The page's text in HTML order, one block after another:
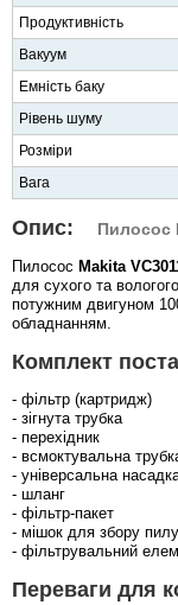
Продуктивність
Вакуум
Емність баку
Рівень шуму
Розміри
Вага
Опис: Пилосос
Пилосос Makita
для сухого та
потужним двигуном
обладнанням.
Комплект
- фільтр (картридж)
- зігнута трубка
- перехідник
- всмоктувальна
- універсальна
- шланг
- фільтр-пакет
- мішок для збору пилу
- фільтрувальний
Переваги для